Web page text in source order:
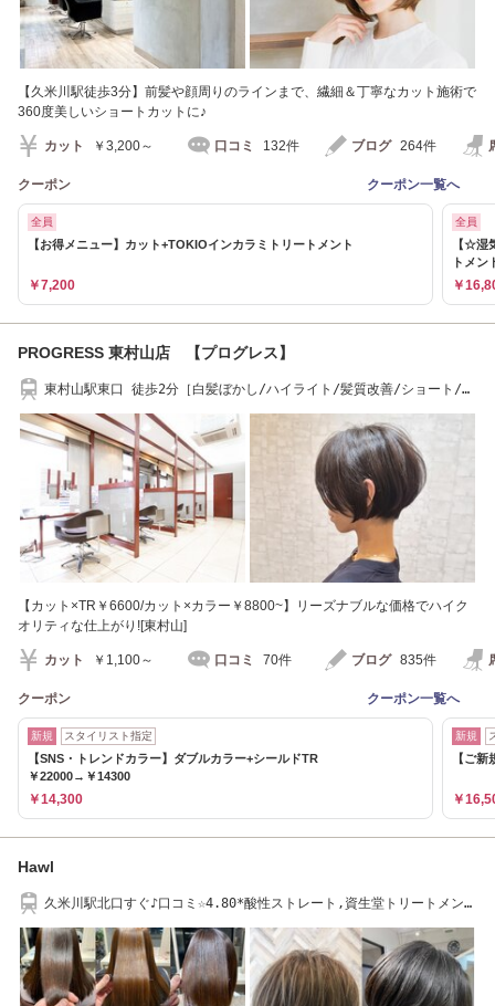
【久米川駅徒歩3分】前髪や顔周りのラインまで、繊細＆丁寧なカット施術で
360度美しいショートカットに♪
カット ￥3,200～ 口コミ 132件 ブログ 264件
クーポン クーポン一覧へ
全員
【お得メニュー】カット+TOKIOインカラミトリートメント
￥7,200
全員
【☆湿
トメン
￥
PROGRESS 東村山店 【プログレス】
東村山駅東口 徒歩2分［白髪ぼかし/ハイライト/髪質改善/ショート/縮
【カット×TR￥6600/カット×カラー￥8800~】リーズナブルな価格でハイク
オリティな仕上がり![東村山]
カット ￥1,100～ 口コミ 70件 ブログ 835件
クーポン クーポン一覧へ
新規 スタイリスト指定
【SNS・トレンドカラー】ダブルカラー+シールドTR
￥22000→￥14300
￥14,300
新規
【ご
￥
Hawl
久米川駅北口すぐ♪口コミ☆4.80*酸性ストレート,資生堂トリートメント